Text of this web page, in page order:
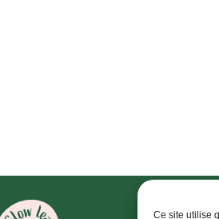
Ce site utilise